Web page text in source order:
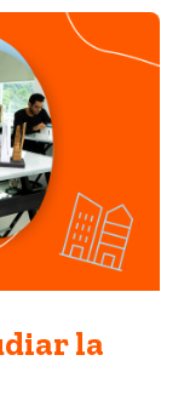
la